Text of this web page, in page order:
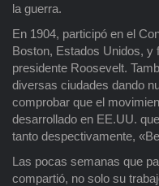
la guerra.
En 1904, participó en el
Boston, Estados Unidos, y
presidente Roosevelt.
diversas ciudades dando
comprobar que el
desarrollado en EE.UU.
tanto despectivamente,
Las pocas semanas que
compartió, no solo su